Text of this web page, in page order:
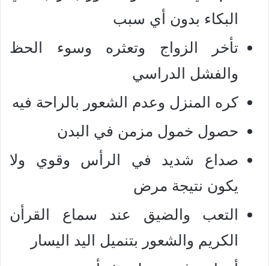
البكاء بدون أي سبب
تأخر الزواج وتعثره وسوء الحظ
والفشل الدراسي
كره المنزل وعدم الشعور بالراحة فيه
حصول خمول مزمن في البدن
صداع شديد في الرأس وقوي ولا
يكون نتيجة مرض
التعب والضيق عند سماع القرأن
الكريم والشعور بتنميل اليد اليسار